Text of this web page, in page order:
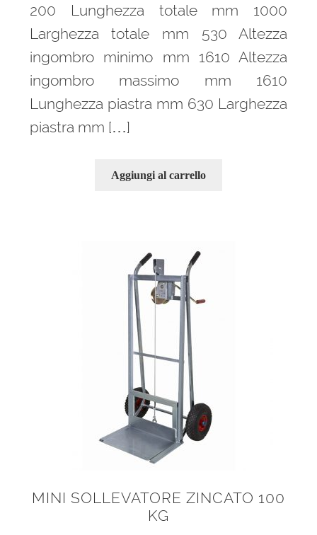
Scale in alluminio
il
menu
child
Parapetti Ringhiere Balaustre in acciaio e alluminio Espandi
il
child
Valigie
Cerniere freni per porte
Articoli per la casa
200 Lunghezza totale mm 1000
Larghezza totale mm 530 Altezza
ingombro minimo mm 1610 Altezza
ingombro massimo mm 1610
Lunghezza piastra mm 630 Larghezza
piastra mm […]
Aggiungi al carrello
MINI SOLLEVATORE ZINCATO 100
KG